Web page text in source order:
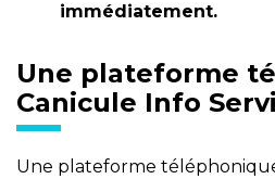
immédiatement.
Une plateforme
Canicule Info
Une plateforme